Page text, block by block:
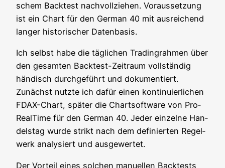
schem Back­test nach­voll­zie­hen. Vor­aus­set­zung
ist ein Chart für den Ger­man 40 mit aus­rei­chend
lan­ger his­to­ri­scher Datenbasis.
Ich selbst habe die täg­li­chen Tra­ding­rah­men über
den gesam­ten Back­test-Zeit­raum voll­stän­dig
hän­disch durch­ge­führt und doku­men­tiert.
Zunächst nutz­te ich dafür einen kon­ti­nu­ier­li­chen
FDAX-Chart, spä­ter die Chart­soft­ware von Pro­
Real­Time für den Ger­man 40. Jeder ein­zel­ne Han­
dels­tag wur­de strikt nach dem defi­nier­ten Regel­
werk ana­ly­siert und ausgewertet.
Der Vor­teil eines sol­chen manu­el­len Back­tests